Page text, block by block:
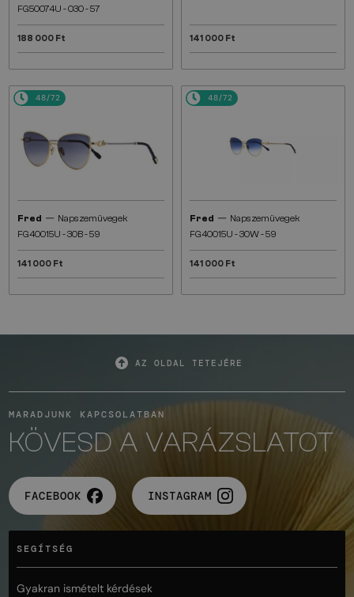
FG50074U - 030 - 57
188 000 Ft 141 000 Ft
48/72
Fred — Napszemüvegek
FG40015U - 30B - 59
141 000 Ft
48/72
Fred — Napszemüvegek
FG40015U - 30W - 59
141 000 Ft
AZ OLDAL TETEJÉRE
MARADJUNK KAPCSOLATBAN
KÖVESD A VARÁZSLATOT
FACEBOOK INSTAGRAM
SEGÍTSÉG
Gyakran ismételt kérdések